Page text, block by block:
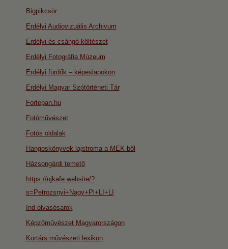
Bigpikcsör
Erdélyi Audiovizuális Archivum
Erdélyi és csángó költészet
Erdélyi Fotográfia Múzeum
Erdélyi fürdők – képeslapokon
Erdélyi Magyar Szótörténeti Tár
Fortepan.hu
Fotóművészet
Fotós oldalak
Hangoskönyvek lajstroma a MEK-ből
Házsongárdi temető
https://ujkafe.website/?
s=Petrozsnyi+Nagy+Pl+LI+LI
Ind olvasósarok
Képzőművészet Magyarországon
Kortárs művészeti lexikon